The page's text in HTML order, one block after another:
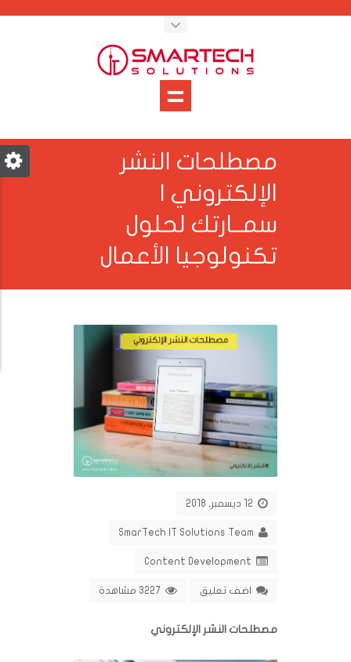
مصطلحات النشر
الإلكتروني |
سمــارتك لحلول
تكنولوجيا الأعمال
SmarTech IT Solutions Team
Content Development
اضف تعليق
مصطلحات النشر الإلكتروني